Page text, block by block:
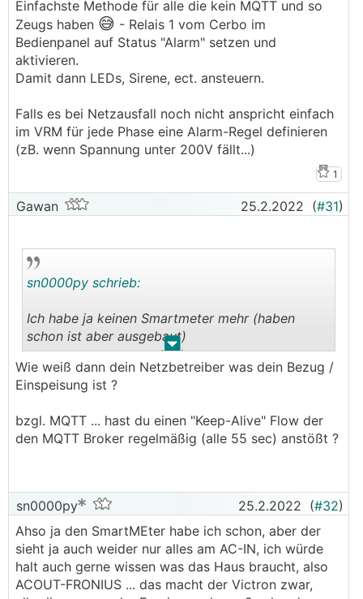
Einfachste Methode für alle die kein MQTT und so
Zeugs haben 😅 - Relais 1 vom Cerbo im
Bedienpanel auf Status "Alarm" setzen und
aktivieren.
Damit dann LEDs, Sirene, ect. ansteuern.
Falls es bei Netzausfall noch nicht anspricht einfach
im VRM für jede Phase eine Alarm-Regel definieren
(zB. wenn Spannung unter 200V fällt...)
1
Gawan 25.2.2022 (#31)
. .
sn0000py schrieb:
Ich habe ja keinen Smartmeter mehr (haben
schon ist aber ausgebaut)
Apropro MQTT - passiert bei dir das auch, das
du eigentlich relativ aktuelle daten hast 2
relativ lange Wartezeit drinnen?
verschwinden, dann dauert es 20 sekunden
sowas, und dann kommen die werte wieder.
Wie weiß dann dein Netzbetreiber was dein Bezug /
Einspeisung ist ?
bzgl. MQTT ... hast du einen "Keep-Alive" Flow der
den MQTT Broker regelmäßig (alle 55 sec) anstößt ?
sn0000py 25.2.2022 (#32)
Ahso ja den SmartMEter habe ich schon, aber der
sieht ja auch weider nur alles am AC-IN, ich würde
halt auch gerne wissen was das Haus braucht, also
ACOUT-FRONIUS ... das macht der Victron zwar,